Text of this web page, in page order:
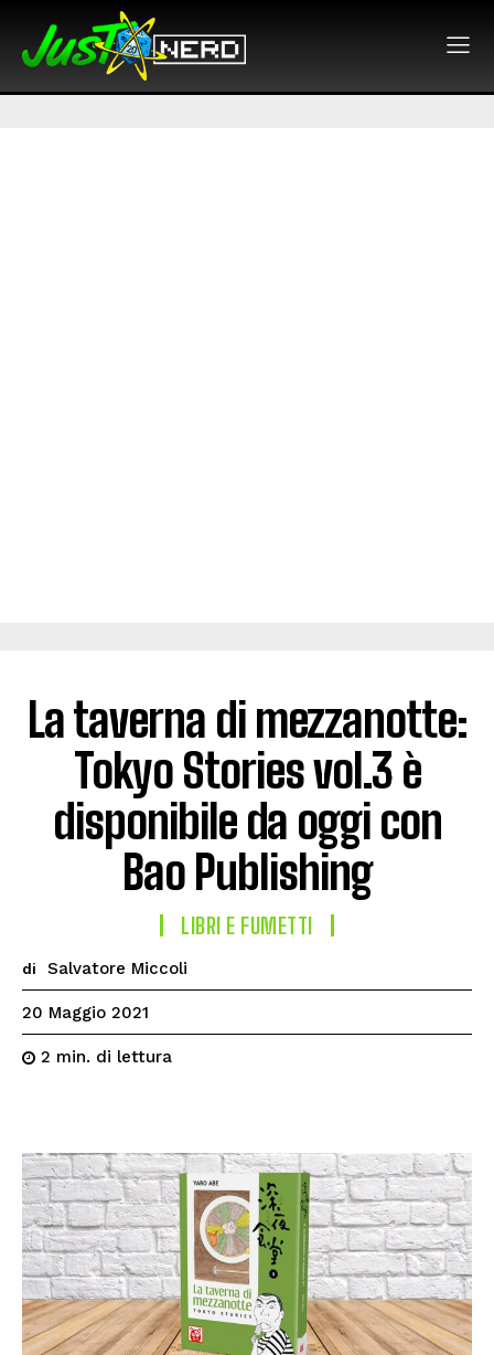
La taverna di mezzanotte:
Tokyo Stories vol.3 è
disponibile da oggi con
Bao Publishing
LIBRI E FUMETTI
di Salvatore Miccoli
20 Maggio 2021
2 min. di lettura